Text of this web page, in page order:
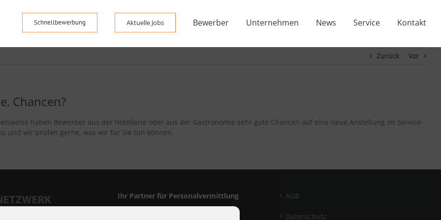
Schnellbewerbung Aktuelle Jobs Bewerber Unternehmen News Service Kontakt
Zurück Vor
Chancen?
haben Bewerber aus der Hotellerie oder aus der Gastronomie sehr gute Chancen auf eine neue Anstellung im Service-
und wir prüfen gerne, was wir für Sie tun können.
Ihr Partner für Personalvermittlung
AGB
Datenschutz